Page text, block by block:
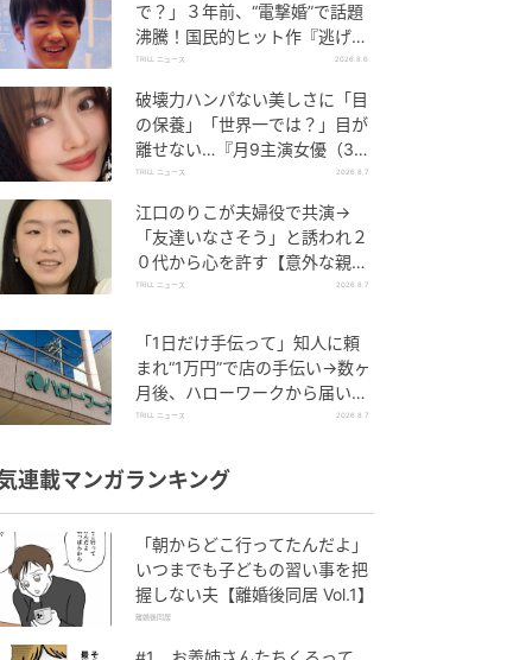
で？」３年前、“電撃婚”で話題
沸騰！国民的ヒット作『逃げ
恥』で異彩放った【国宝級イケ
TRILL ニュース 2026.8.6
破壊力ハンパない美しさに「目
の保養」「世界一では？」目が
離せない…『月9主演女優（34
歳）』“極上”美ショットがすご
TRILL ニュース 2026.8.7
江口のりこが夫婦役で共演→
「友達いなさそう」と誘われ２
０代から心を許す【意外な親友
芸人】とは？
TRILL ニュース 2026.8.7
「1日だけ手伝って」知人に頼
まれ“1万円”で店の手伝い→数ヶ
月後、ハローワークから届いた
電話に50代女性が“青ざめたワ
TRILL ニュース 2026.8.7
連載マンガランキング
「朝からどこ行ってたんだよ」
いつまでも子どもの習い事を把
握しない夫【離婚後同居 Vol.1】
離婚後同居